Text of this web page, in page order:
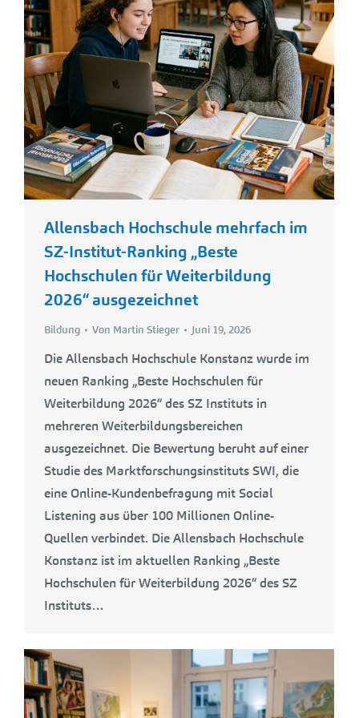
Allensbach Hochschule mehrfach im
SZ-Institut-Ranking „Beste
Hochschulen für Weiterbildung
2026“ ausgezeichnet
Bildung Von Martin Stieger Juni 19, 2026
Die Allensbach Hochschule Konstanz wurde im
neuen Ranking „Beste Hochschulen für
Weiterbildung 2026“ des SZ Instituts in
mehreren Weiterbildungsbereichen
ausgezeichnet. Die Bewertung beruht auf einer
Studie des Marktforschungsinstituts SWI, die
eine Online-Kundenbefragung mit Social
Listening aus über 100 Millionen Online-
Quellen verbindet. Die Allensbach Hochschule
Konstanz ist im aktuellen Ranking „Beste
Hochschulen für Weiterbildung 2026“ des SZ
Instituts…